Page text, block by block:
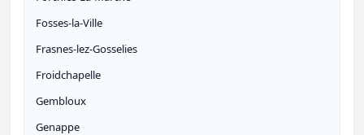
Fosses-la-Ville
Frasnes-lez-Gosselies
Froidchapelle
Gembloux
Genappe